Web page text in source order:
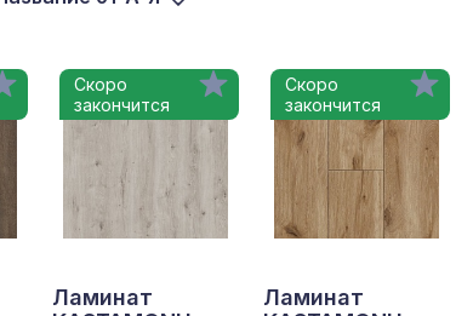
Скоро
закончится
Ламинат
Скоро
закончится
Ламинат